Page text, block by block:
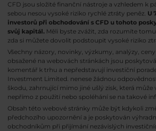
CFD jsou složité finanční nástroje a vzhledem k
sebou nesou vysoké riziko rychlé ztráty peněz. U
investorů při obchodování s CFD u tohoto
svůj kapitál. Měli byste zvážit, zda rozumíte
zda si můžete dovolit podstoupit vysoké riziko
Všechny názory, novinky, výzkumy, analýzy,
obsažené na webovách stránkách jsou
komentář k trhu a nepředstavují investiční
Investment Limited. nenese žádnou
škodu, zahrnující mimo jiné ušlý zisk, která
nepřímo z použití nebo spoléhání se na takové
Obsah této webové stránky může být kdykoli
předchozího upozornění a je poskytován
obchodníkům při přijímání nezávislých